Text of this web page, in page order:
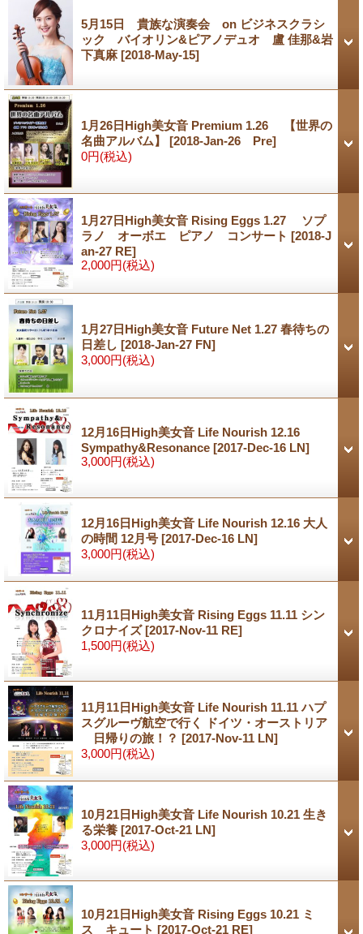
5月15日 貴族な演奏会 on ビジネスクラシ
ック バイオリン&ピアノデュオ 盧 佳那&岩
下真麻[2018-May-15]
1月26日High美女音 Premium 1.26 【世界の
名曲アルバム】 [2018-Jan-26 Pre]
0円(税込)
1月27日High美女音 Rising Eggs 1.27 ソプ
ラノ オーボエ ピアノ コンサート [2018-J
an-27 RE]
2,000円(税込)
1月27日High美女音 Future Net 1.27 春待ちの
日差し [2018-Jan-27 FN]
3,000円(税込)
12月16日High美女音 Life Nourish 12.16
Sympathy&Resonance [2017-Dec-16 LN]
3,000円(税込)
12月16日High美女音 Life Nourish 12.16 大人
の時間 12月号 [2017-Dec-16 LN]
3,000円(税込)
11月11日High美女音 Rising Eggs 11.11 シン
クロナイズ[2017-Nov-11 RE]
1,500円(税込)
11月11日High美女音 Life Nourish 11.11 ハプ
スグルーヴ航空で行く ドイツ・オーストリア
日帰りの旅！？ [2017-Nov-11 LN]
3,000円(税込)
10月21日High美女音 Life Nourish 10.21 生き
る栄養 [2017-Oct-21 LN]
3,000円(税込)
10月21日High美女音 Rising Eggs 10.21 ミ
ス キュート [2017-Oct-21 RE]